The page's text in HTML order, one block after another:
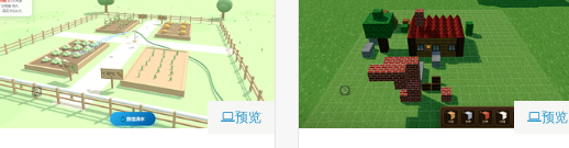
预览 预览